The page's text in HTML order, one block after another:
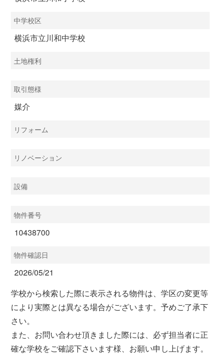
中学校区
横浜市立川和中学校
土地権利
取引態様
媒介
リフォーム
リノベーション
設備
物件番号
10438700
物件確認日
2026/05/21
学校から検索した際に表示される物件は、学区の変更等
により実際とは異なる場合がございます。予めご了承下
さい。
また、お問い合わせ頂きました際には、必ず担当者に正
確な学校をご確認下さいます様、お願い申し上げます。